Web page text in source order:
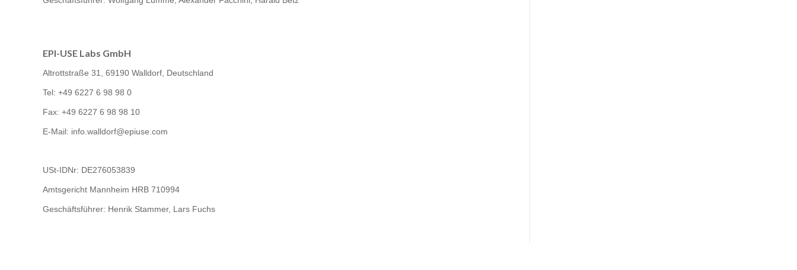
EPI-USE Labs GmbH
Altrottstraße 31, 69190 Walldorf, Deutschland
Tel: +49 6227 6 98 98 0
Fax: +49 6227 6 98 98 10
E-Mail: info.walldorf@epiuse.com
USt-IDNr: DE276053839
Amtsgericht Mannheim HRB 710994
Geschäftsführer: Henrik Stammer, Lars Fuchs